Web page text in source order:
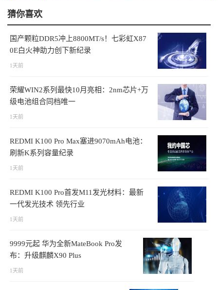
猜你喜欢
国产颗粒DDR5冲上8800MT/s！七彩虹X87
0E白火神助力创下新纪录
1天前
荣耀WIN2系列最快10月亮相：2nm芯片+万
级电池组合同档唯一
1天前
REDMI K100 Pro Max塞进9070mAh电池：
刷新K系列容量纪录
1天前
REDMI K100 Pro首发M11发光材料：最新
一代发光技术 领先行业
1天前
9999元起 华为全新MateBook Pro发
布：升级麒麟X90 Plus
1天前